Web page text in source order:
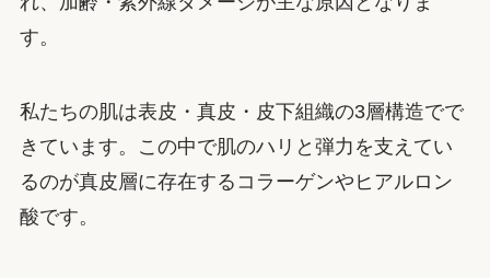
す。
私たちの肌は表皮・真皮・皮下組織の3層構造でで
きています。この中で肌のハリと弾力を支えてい
るのが真皮層に存在するコラーゲンやヒアルロン
酸です。